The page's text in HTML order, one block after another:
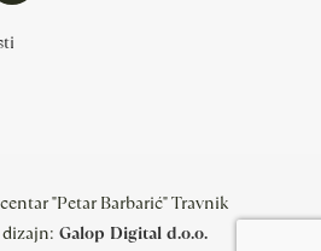
"Petar Barbarić" Travnik
Galop Digital d.o.o.